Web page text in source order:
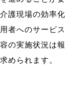
護現場の効率
者へのサービ
の実施状況は